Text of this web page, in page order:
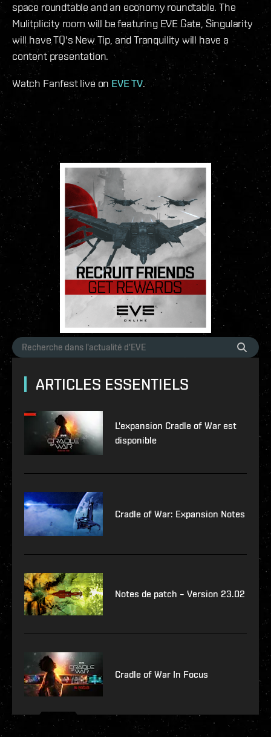
space roundtable and an economy roundtable. The
Mulitplicity room will be featuring EVE Gate, Singularity
will have TQ's New Tip, and Tranquility will have a
content presentation.
Watch Fanfest live on EVE TV.
ARTICLES ESSENTIELS
L'expansion Cradle of War est
disponible
Cradle of War: Expansion Notes
Notes de patch – Version 23.02
Cradle of War In Focus